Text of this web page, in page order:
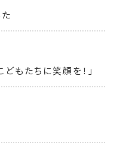
もたちに笑顔を！」